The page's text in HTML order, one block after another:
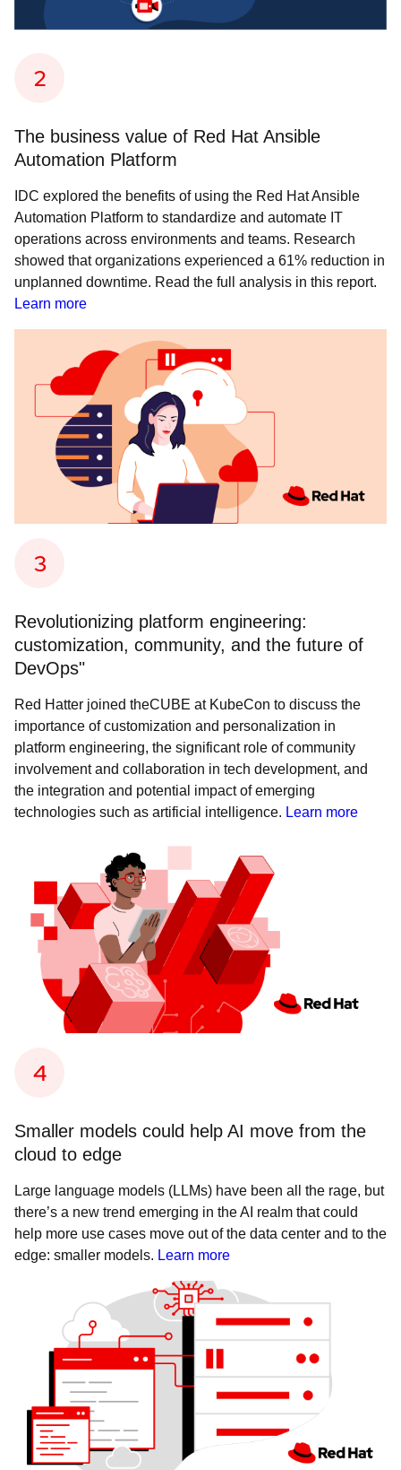
The business value of Red Hat Ansible
Automation Platform
IDC explored the benefits of using the Red Hat Ansible
Automation Platform to standardize and automate IT
operations across environments and teams. Research
showed that organizations experienced a 61% reduction in
unplanned downtime. Read the full analysis in this report.
Learn more
Revolutionizing platform engineering:
customization, community, and the future of
DevOps"
Red Hatter joined theCUBE at KubeCon to discuss the
importance of customization and personalization in
platform engineering, the significant role of community
involvement and collaboration in tech development, and
the integration and potential impact of emerging
technologies such as artificial intelligence. Learn more
Smaller models could help AI move from the
cloud to edge
Large language models (LLMs) have been all the rage, but
there’s a new trend emerging in the AI realm that could
help more use cases move out of the data center and to the
edge: smaller models. Learn more